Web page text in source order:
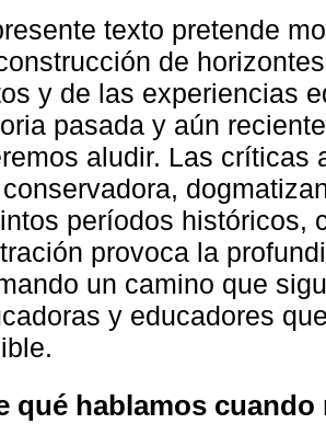
texto pretende
de
y de las experiencias
pasada y aún
aludir. Las críticas
períodos históricos,
provoca la
un camino que
y educadores
qué hablamos